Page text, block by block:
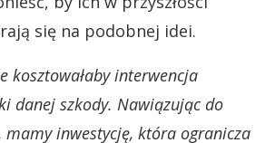
się na podobnej idei.
kosztowałaby interwencja
danej szkody. Nawiązując do
mamy inwestycję, która ogranicza